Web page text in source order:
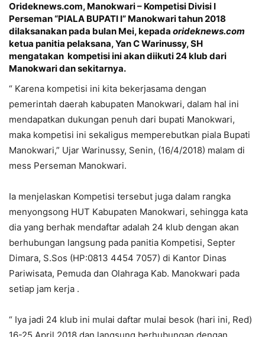
Orideknews.com, Manokwari – Kompetisi Divisi I
Perseman “PIALA BUPATI I” Manokwari tahun 2018
dilaksanakan pada bulan Mei, kepada orideknews.com
ketua panitia pelaksana, Yan C Warinussy, SH
mengatakan kompetisi ini akan diikuti 24 klub dari
Manokwari dan sekitarnya.
“ Karena kompetisi ini kita bekerjasama dengan
pemerintah daerah kabupaten Manokwari, dalam hal ini
mendapatkan dukungan penuh dari bupati Manokwari,
maka kompetisi ini sekaligus memperebutkan piala Bupati
Manokwari,” Ujar Warinussy, Senin, (16/4/2018) malam di
mess Perseman Manokwari.
Ia menjelaskan Kompetisi tersebut juga dalam rangka
menyongsong HUT Kabupaten Manokwari, sehingga kata
dia yang berhak mendaftar adalah 24 klub dengan akan
berhubungan langsung pada panitia Kompetisi, Septer
Dimara, S.Sos (HP:0813 4454 7057) di Kantor Dinas
Pariwisata, Pemuda dan Olahraga Kab. Manokwari pada
setiap jam kerja .
“ Iya jadi 24 klub ini mulai daftar mulai besok (hari ini, Red)